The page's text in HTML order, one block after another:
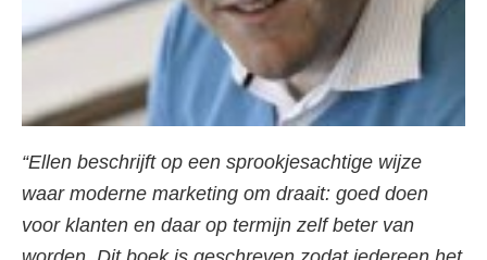
“Ellen beschrijft op een sprookjesachtige wijze
waar moderne marketing om draait: goed doen
voor klanten en daar op termijn zelf beter van